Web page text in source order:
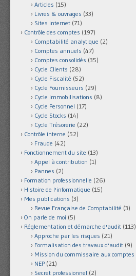
Articles (15)
Livres & ouvrages (33)
Sites internet (71)
Contrôle des comptes (197)
Comptabilité analytique (2)
Comptes annuels (47)
Comptes consolidés (35)
Cycle Clients (28)
Cycle Fiscalité (52)
Cycle Fournisseurs (29)
Cycle Immobilisations (8)
Cycle Personnel (17)
Cycle Stocks (14)
Cycle Trésorerie (22)
Contrôle interne (52)
Fraude (42)
Fonctionnement du site (13)
Appel à contribution (1)
Pannes (2)
Formation professionnelle (26)
Histoire de l'informatique (15)
Mes publications (3)
Revue Française de Comptabilité (3)
On parle de moi (5)
Réglementation et démarche d'audit (113)
Approche par les risques (21)
Formalisation des travaux d'audit (9)
Mission du commissaire aux comptes
NEP (21)
Secret professionnel (2)